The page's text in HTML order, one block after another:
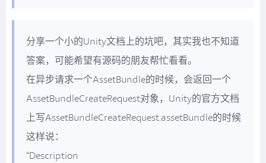
分享一个小的Unity文档上的坑吧，其实我也不知道
答案，可能希望有源码的朋友帮忙看看。
在异步请求一个AssetBundle的时候，会返回一个
AssetBundleCreateRequest对象，Unity的官方文档
上写AssetBundleCreateRequest.assetBundle的时候
这样说：
“Description